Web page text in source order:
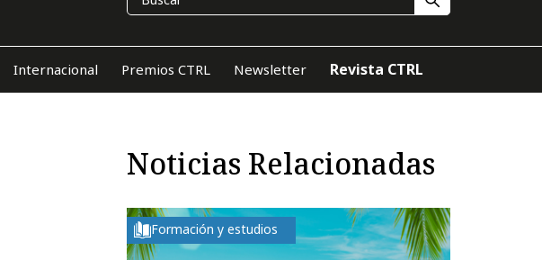
Internacional Premios CTRL Newsletter Revista CTRL
Noticias Relacionadas
Formación y estudios